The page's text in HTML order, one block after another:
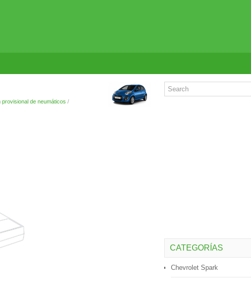
provisional de neumáticos /
CATEGORÍAS
Chevrolet Spark